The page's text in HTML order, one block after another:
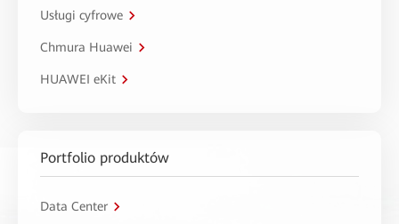
Usługi cyfrowe
Chmura Huawei
HUAWEI eKit
Portfolio produktów
Data Center